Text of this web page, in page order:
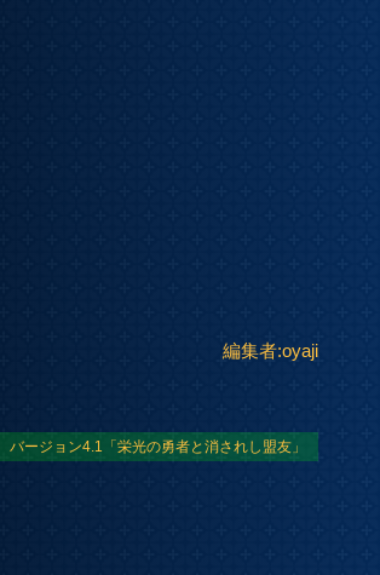
編集者:oyaji
バージョン4.1「栄光の勇者と消されし盟友」